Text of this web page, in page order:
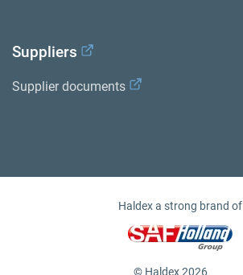
Suppliers
Supplier documents
Haldex a strong brand of
© Haldex 2026